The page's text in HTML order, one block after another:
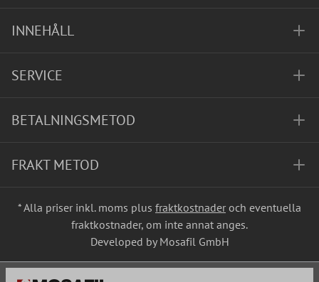
INNEHÅLL
SERVICE
BETALNINGSMETOD
FRAKT METOD
* Alla priser inkl. moms plus fraktkostnader och eventuella
fraktkostnader, om inte annat anges.
Developed by Mosafil GmbH